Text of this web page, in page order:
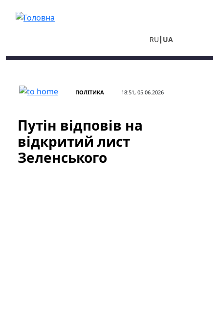
RU UA
ПОЛІТИКА 18:51, 05.06.2026
Путін відповів на
відкритий лист
Зеленського